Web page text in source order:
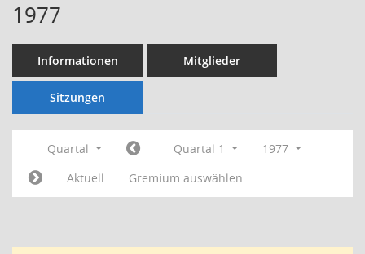
1977
Informationen Mitglieder
Sitzungen
Quartal Quartal 1
1977
Aktuell
Gremium auswählen